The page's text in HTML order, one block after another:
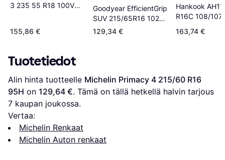
3 235 55 R18 100V
155,86 €
Goodyear EfficientGrip
SUV 215/65R16 102H
XL
129,34 €
Hankook
R16C 108/
163,74 €
Tuotetiedot
Alin hinta tuotteelle Michelin Primacy 4 215/60 R16
95H on 129,64 €
7 kaupan joukossa.
Vertaa:
Michelin Renkaat
Michelin Auton renkaat